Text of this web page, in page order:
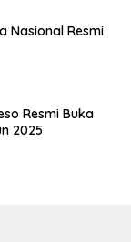
Nasional Resmi
Resmi Buka
2025